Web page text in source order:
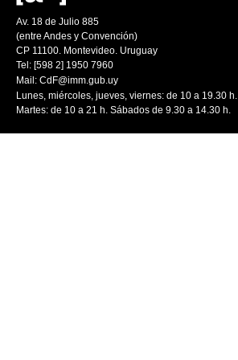
Av. 18 de Julio 885
(entre Andes y Convención)
CP 11100. Montevideo. Uruguay
Tel: [598 2] 1950 7960
Mail: CdF@imm.gub.uy
Lunes, miércoles, jueves, viernes: de 10 a 19.30 h.
Martes: de 10 a 21 h. Sábados de 9.30 a 14.30 h.